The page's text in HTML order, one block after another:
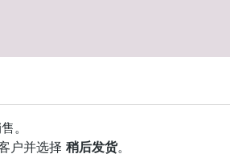
。
户并选择 稍后发货。